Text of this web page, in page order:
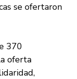
se ofertaron
370
oferta